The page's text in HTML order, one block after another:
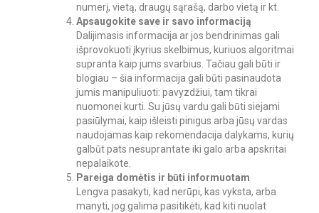
numerį, vietą, draugų sąrašą, darbo vietą ir kt.
Apsaugokite save ir savo informaciją
Dalijimasis informacija ar jos bendrinimas gali
išprovokuoti įkyrius skelbimus, kuriuos algoritmai
supranta kaip jums svarbius. Tačiau gali būti ir
blogiau – šia informacija gali būti pasinaudota
jumis manipuliuoti: pavyzdžiui, tam tikrai
nuomonei kurti. Su jūsų vardu gali būti siejami
pasiūlymai, kaip išleisti pinigus arba jūsų vardas
naudojamas kaip rekomendacija dalykams, kurių
galbūt pats nesuprantate iki galo arba apskritai
nepalaikote.
Pareiga domėtis ir būti informuotam
Lengva pasakyti, kad nerūpi, kas vyksta, arba
manyti, jog galima pasitikėti, kad kiti nuolat